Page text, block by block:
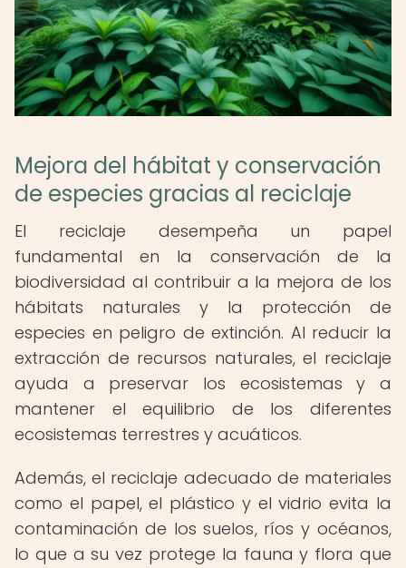
Mejora del hábitat y conservación
de especies gracias al reciclaje
El reciclaje desempeña un papel
fundamental en la conservación de la
biodiversidad al contribuir a la mejora de los
hábitats naturales y la protección de
especies en peligro de extinción. Al reducir la
extracción de recursos naturales, el reciclaje
ayuda a preservar los ecosistemas y a
mantener el equilibrio de los diferentes
ecosistemas terrestres y acuáticos.
Además, el reciclaje adecuado de materiales
como el papel, el plástico y el vidrio evita la
contaminación de los suelos, ríos y océanos,
lo que a su vez protege la fauna y flora que